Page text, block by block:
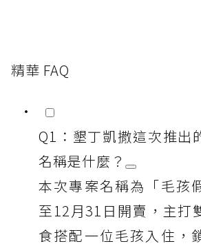
精華 FAQ
Q1：墾丁凱撒這次推出
名稱是什麼？
本次專案名稱為「毛孩
至12月31日開賣，主打
食搭配一位毛孩入住，